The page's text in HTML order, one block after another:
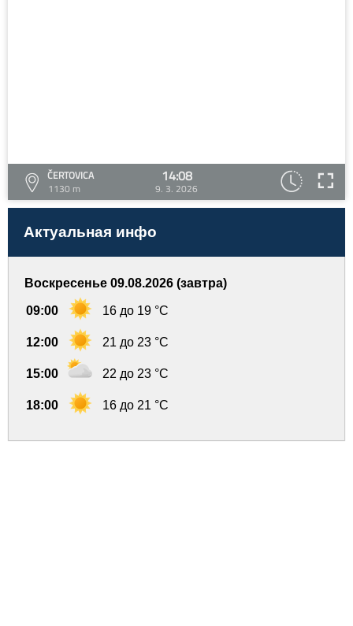
ČERTOVICA
1130 m
14:08
9. 3. 2026
Актуальная инфо
Воскресенье 09.08.2026 (завтра)
09:00 16 до 19 °C
12:00 21 до 23 °C
15:00 22 до 23 °C
18:00 16 до 21 °C